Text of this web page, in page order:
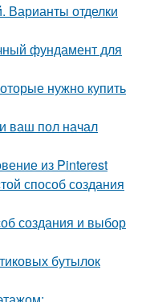
Варианты отделки
фундамент для
нужно купить
ваш пол начал
из Pinterest
способ создания
создания и выбор
бутылок